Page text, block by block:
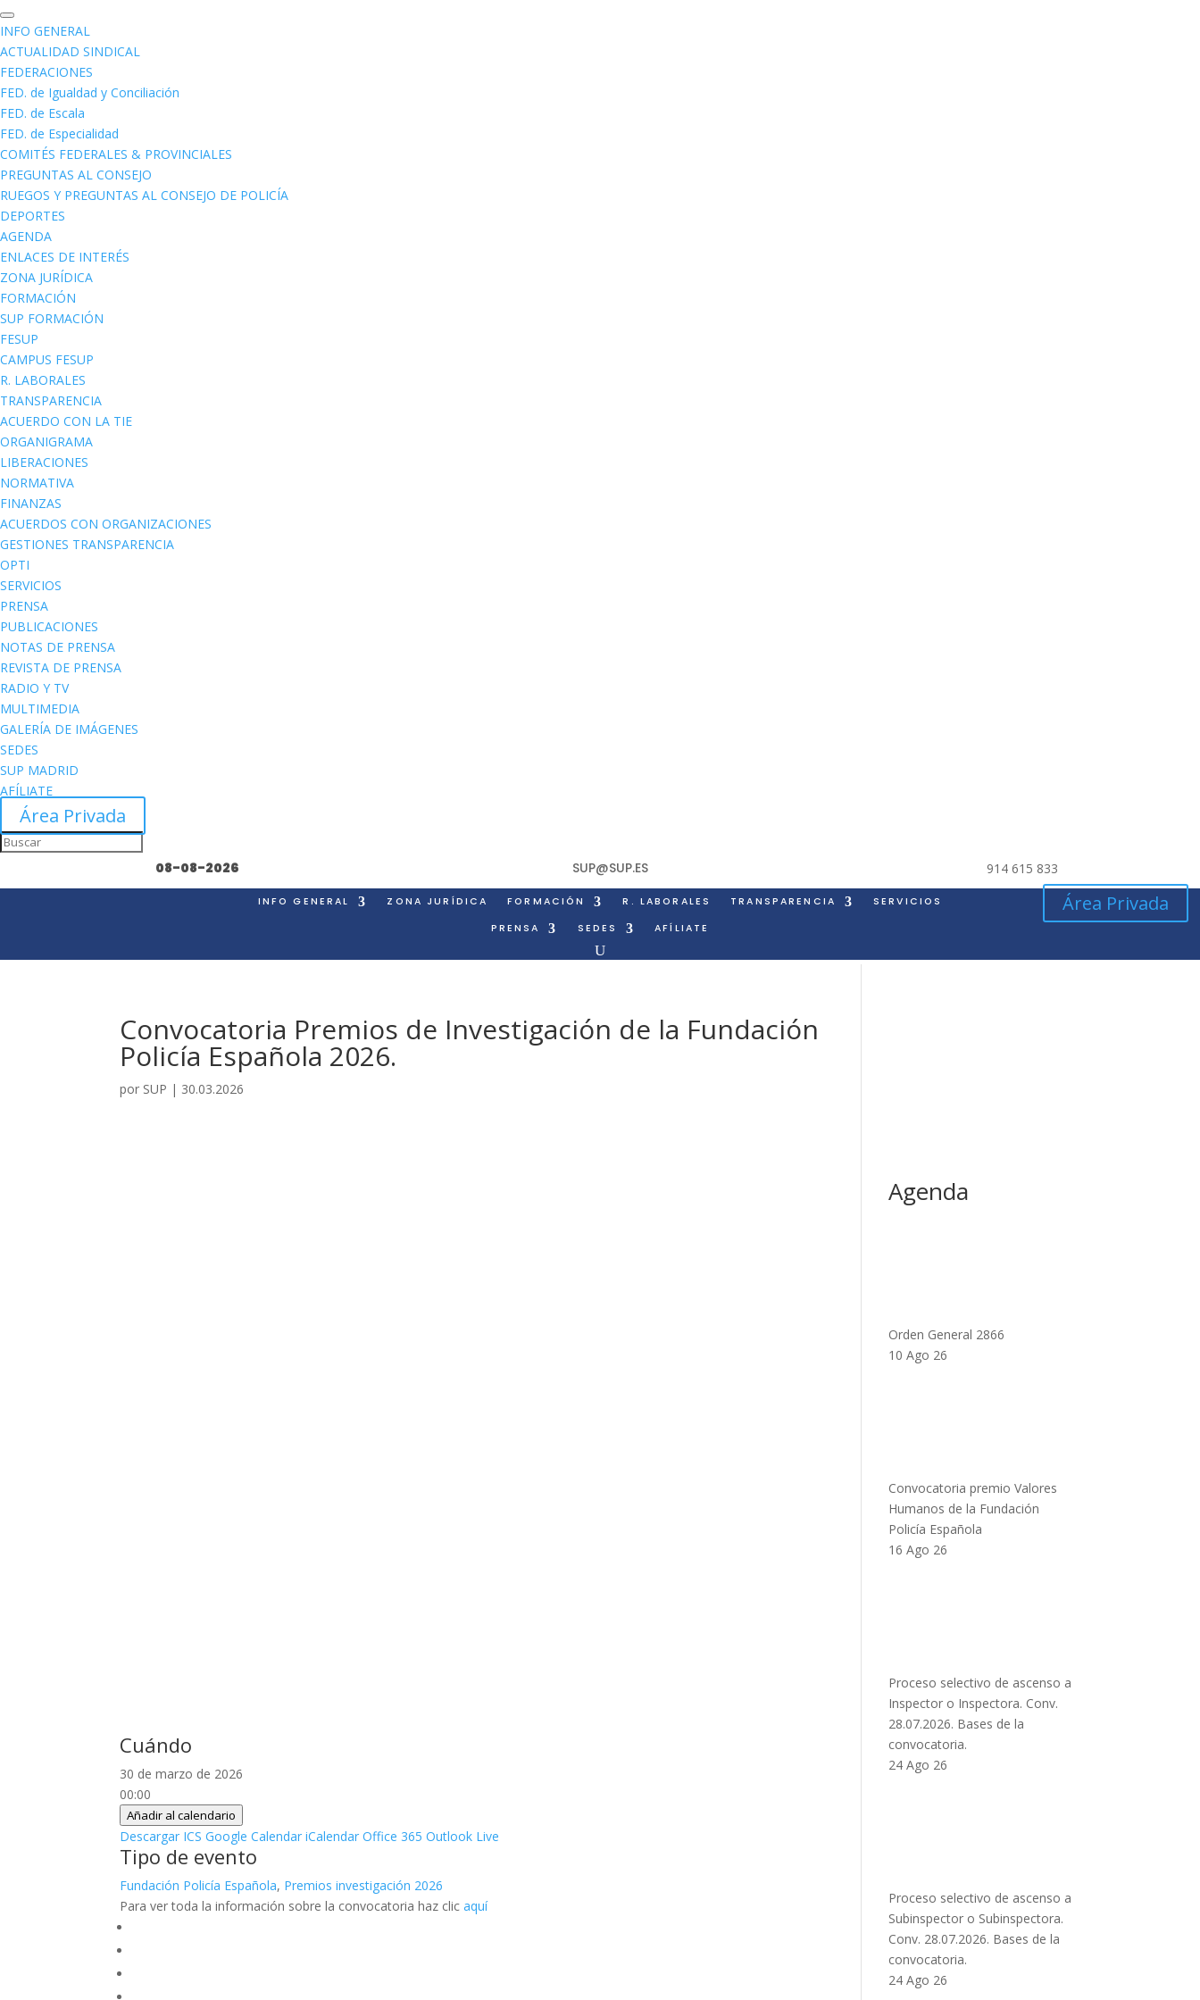
INFO GENERAL
ACTUALIDAD SINDICAL
FEDERACIONES
FED. de Igualdad y Conciliación
FED. de Escala
FED. de Especialidad
COMITÉS FEDERALES & PROVINCIALES
PREGUNTAS AL CONSEJO
RUEGOS Y PREGUNTAS AL CONSEJO DE POLICÍA
DEPORTES
AGENDA
ENLACES DE INTERÉS
ZONA JURÍDICA
FORMACIÓN
SUP FORMACIÓN
FESUP
CAMPUS FESUP
R. LABORALES
TRANSPARENCIA
ACUERDO CON LA TIE
ORGANIGRAMA
LIBERACIONES
NORMATIVA
FINANZAS
ACUERDOS CON ORGANIZACIONES
GESTIONES TRANSPARENCIA
OPTI
SERVICIOS
PRENSA
PUBLICACIONES
NOTAS DE PRENSA
REVISTA DE PRENSA
RADIO Y TV
MULTIMEDIA
GALERÍA DE IMÁGENES
SEDES
SUP MADRID
AFÍLIATE
Área Privada
08-08-2026 SUP@SUP.ES 914 615 833
INFO GENERAL ZONA JURÍDICA FORMACIÓN R. LABORALES TRANSPARENCIA
SERVICIOS
PRENSA
SEDES AFÍLIATE
Área Privada
Convocatoria Premios de Investigación de la Fundación
Policía Española 2026.
por SUP | 30.03.2026
Cuándo
30 de marzo de 2026
00:00
Añadir al calendario
Descargar ICS Google Calendar iCalendar Office 365 Outlook Live
Tipo de evento
Fundación Policía Española, Premios investigación 2026
Para ver toda la información sobre la convocatoria haz clicaquí
Agenda
Orden General 2866
10 Ago 26
Convocatoria premio Valores
Humanos de la Fundación
Policía Española
16 Ago 26
Proceso selectivo de ascenso a
Inspector o Inspectora. Conv.
28.07.2026. Bases de la
convocatoria.
24 Ago 26
Proceso selectivo de ascenso a
Subinspector o Subinspectora.
Conv. 28.07.2026. Bases de la
convocatoria.
24 Ago 26